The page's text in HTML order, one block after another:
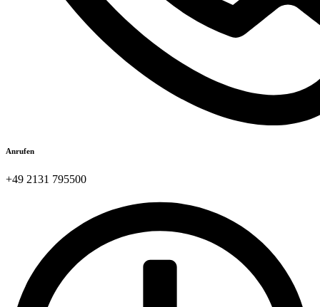
Anrufen
+49 2131 795500​